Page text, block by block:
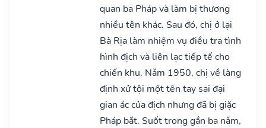
quan ba Pháp và làm bị thương
nhiều tên khác. Sau đó, chị ở lại
Bà Rịa làm nhiệm vụ điều tra tình
hình địch và liên lạc tiếp tế cho
chiến khu. Nǎm 1950, chị về làng
định xử tội một tên tay sai đại
gian ác của địch nhưng đã bị giặc
Pháp bắt. Suốt trong gần ba nǎm,